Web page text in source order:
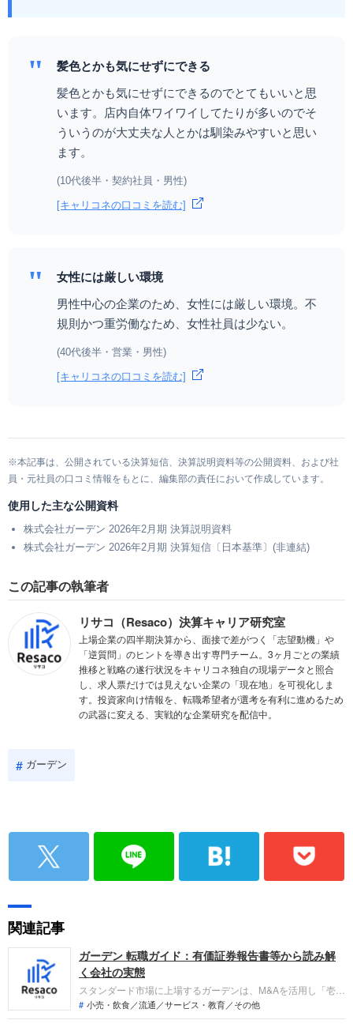
"
髪色とかも気にせずにできる
髪色とかも気にせずにできるのでとてもいいと思
います。店内自体ワイワイしてたりが多いのでそ
ういうのが大丈夫な人とかは馴染みやすいと思い
ます。
(10代後半・契約社員・男性)
[キャリコネの口コミを読む]
"
女性には厳しい環境
男性中心の企業のため、女性には厳しい環境。不
規則かつ重労働なため、女性社員は少ない。
(40代後半・営業・男性)
[キャリコネの口コミを読む]
※本記事は、公開されている決算短信、決算説明資料等の公開資料、および社
員・元社員の口コミ情報をもとに、編集部の責任において作成しています。
使用した主な公開資料
株式会社ガーデン 2026年2月期 決算説明資料
株式会社ガーデン 2026年2月期 決算短信〔日本基準〕(非連結)
この記事の執筆者
リサコ（Resaco）決算キャリア研究室
上場企業の四半期決算から、面接で差がつく「志望動機」や
「逆質問」のヒントを導き出す専門チーム。3ヶ月ごとの業績
推移と戦略の遂行状況をキャリコネ独自の現場データと照合
し、求人票だけでは見えない企業の「現在地」を可視化しま
す。投資家向け情報を、転職希望者が選考を有利に進めるため
の武器に変える、実戦的な企業研究を配信中。
ガーデン
関連記事
ガーデン 転職ガイド：有価証券報告書等から読み解
く会社の実態
スタンダード市場に上場するガーデンは、M&Aを活用し「壱角
家」等のラーメン店や「山下本気うどん」等のレストランなど
多角的な飲食事業を展開する企業です。直近の業績では店舗網
小売・飲食／流通／サービス・教育／その他